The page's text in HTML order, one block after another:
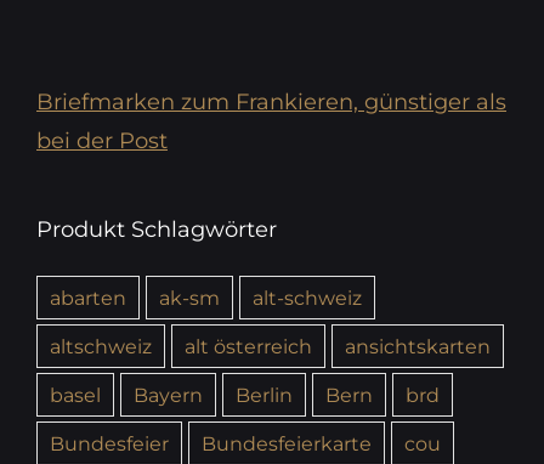
Briefmarken zum Frankieren, günstiger als
bei der Post
Produkt Schlagwörter
abarten ak-sm
alt-schweiz
altschweiz
alt österreich
ansichtskarten
basel
Bayern Berlin Bern
brd
Bundesfeier
Bundesfeierkarte
cou